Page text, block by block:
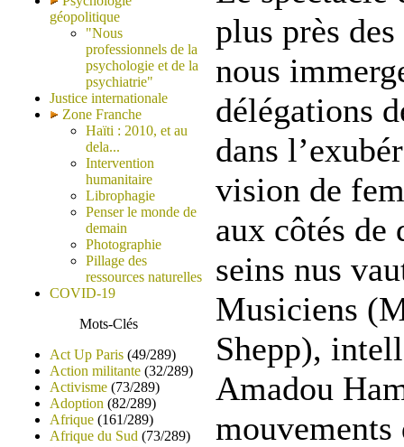
géopolitique
"Nous
professionnels de la
psychologie et de la
psychiatrie"
Justice internationale
Zone Franche
Haïti : 2010, et au
dela...
Intervention
humanitaire
Librophagie
Penser le monde de
demain
Photographie
Pillage des
ressources naturelles
COVID-19
Mots-Clés
Act Up Paris (49/289)
Action militante (32/289)
Activisme (73/289)
Adoption (82/289)
Afrique (161/289)
Afrique du Sud (73/289)
plus près
nous
délégations
dans
vision de
aux côtés de
seins nus
Musiciens
Shepp),
Amadou